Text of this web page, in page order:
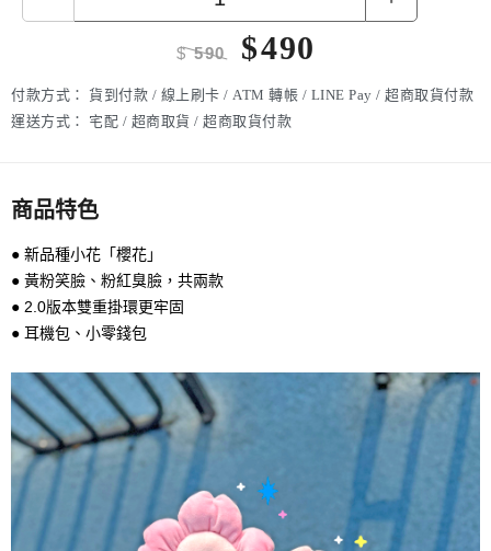
$590 $490
付款方式：
貨到付款 / 線上刷卡 / ATM 轉帳 / LINE Pay / 超商取貨付款
運送方式：
宅配 / 超商取貨 / 超商取貨付款
商品特色
● 新品種小花「櫻花」
● 黃粉笑臉、粉紅臭臉，共兩款
● 2.0版本雙重掛環更牢固
● 耳機包、小零錢包